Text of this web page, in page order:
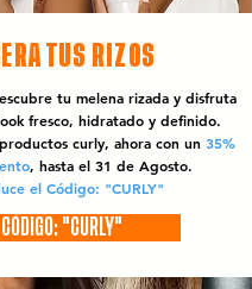
TUS RIZOS
tu melena rizada y disfruta
fresco, hidratado y definido.
curly, ahora con un 35%
, hasta el 31 de Agosto.
el Código: "CURLY"
CÓDIGO: "CURLY"